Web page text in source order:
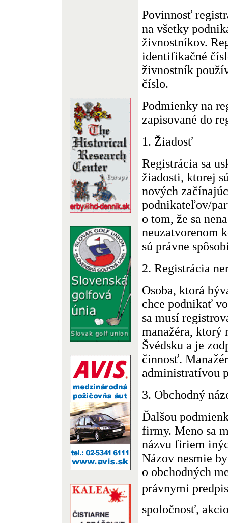
Povinnosť
na všetky
živnostníkov.
identifikačné
živnostník
číslo.
Podmienky na
zapisované do
1. Žiadosť
Registrácia sa
žiadosti, ktorej
nových
podnikateľov/
o tom, že sa
neuzatvorenom
sú právne
2. Registrácia
Osoba, ktorá
chce podnikať
sa musí
manažéra, ktorý
Švédsku a je
činnosť.
administratívou
3. Obchodný
Ďalšou
firmy. Meno sa
názvu firiem
Názov nesmie
o obchodných
právnymi
spoločnosť,